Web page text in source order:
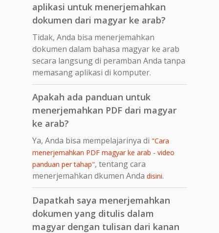
aplikasi untuk menerjemahkan
dokumen dari magyar ke arab?
Tidak, Anda bisa menerjemahkan
dokumen dalam bahasa magyar ke arab
secara langsung di peramban Anda tanpa
memasang aplikasi di komputer.
Apakah ada panduan untuk
menerjemahkan PDF dari magyar
ke arab?
Ya, Anda bisa mempelajarinya di "Cara
menerjemahkan PDF magyar ke arab - video
panduan per tahap", tentang cara
menerjemahkan dkumen Anda disini.
Dapatkah saya menerjemahkan
dokumen yang ditulis dalam
magyar dengan tulisan dari kanan